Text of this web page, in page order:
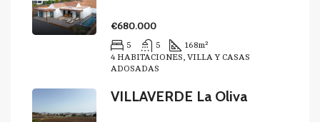
€680.000
5 5 168m²
4 HABITACIONES, VILLA Y CASAS
ADOSADAS
VILLAVERDE La Oliva